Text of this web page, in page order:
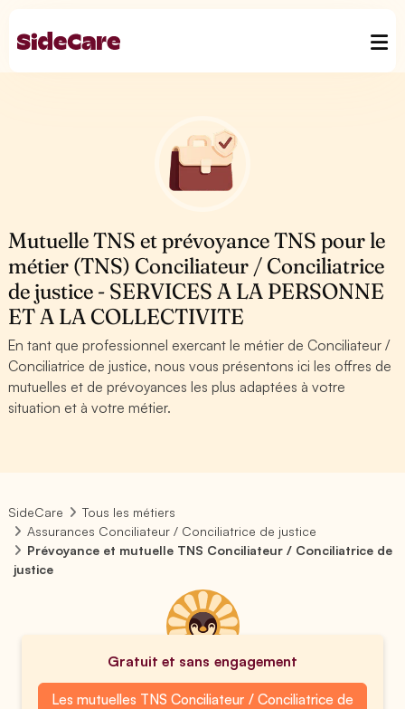
Mutuelle TNS et prévoyance TNS pour le
métier (TNS) Conciliateur / Conciliatrice
de justice - SERVICES A LA PERSONNE
ET A LA COLLECTIVITE
En tant que professionnel exercant le métier de Conciliateur /
Conciliatrice de justice, nous vous présentons ici les offres de
mutuelles et de prévoyances les plus adaptées à votre
situation et à votre métier.
SideCare
Tous les métiers
Assurances Conciliateur / Conciliatrice de justice
Prévoyance et mutuelle TNS Conciliateur / Conciliatrice de
justice
Gratuit et sans engagement
Les mutuelles TNS Conciliateur / Conciliatrice de